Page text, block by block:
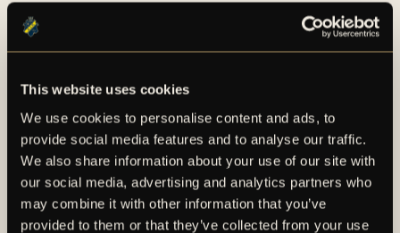
This website uses cookies
We use cookies to personalise content and ads, to
provide social media features and to analyse our traffic.
We also share information about your use of our site with
our social media, advertising and analytics partners who
may combine it with other information that you’ve
provided to them or that they’ve collected from your use
VI 40 000 70 000
Transfern av Lamine Fanne till Luton Town FC
Beloppen i skalan avser resultateffekt netto av en
spelarförsäljning i enlighet med Uefas definition av
resultatmåttet ”Player Trading”, d v s spelförsäljning
med avdrag för agentarvoden och andra
försäljningskostnader samt avskrivning på spelare.